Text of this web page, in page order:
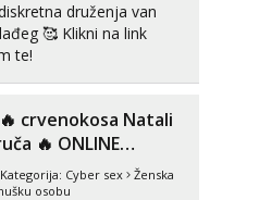
- Kod: #119
min
- Kod: #132
min
kada se oslobodi
druženja van
na link
te!
crvenokosa Natali
️‍🔥 ONLINE
Kategorija: Cyber sex
Ženska
osobu